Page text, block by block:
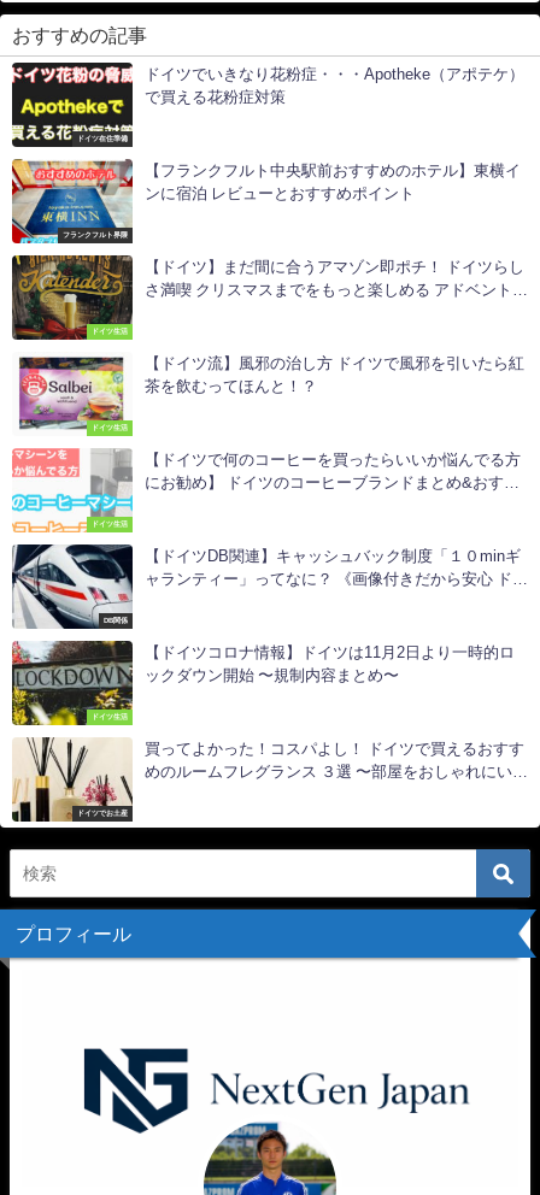
おすすめの記事
ドイツ在住準備
ドイツでいきなり花粉症・・・Apotheke（アポテケ）
で買える花粉症対策
フランクフルト界隈
【フランクフルト中央駅前おすすめのホテル】東横イ
ンに宿泊 レビューとおすすめポイント
ドイツ生活
【ドイツ】まだ間に合うアマゾン即ポチ！ ドイツらし
さ満喫 クリスマスまでをもっと楽しめる アドベントカ
ドイツ生活
【ドイツ流】風邪の治し方 ドイツで風邪を引いたら紅
茶を飲むってほんと！？
ドイツ生活
【ドイツで何のコーヒーを買ったらいいか悩んでる方
にお勧め】 ドイツのコーヒーブランドまとめ&おすす
DB関係
【ドイツDB関連】キャッシュバック制度「１０minギ
ャランティー」ってなに？ 《画像付きだから安心 ドイ
ドイツ生活
【ドイツコロナ情報】ドイツは11月2日より一時的ロ
ックダウン開始 〜規制内容まとめ〜
ドイツでお土産
買ってよかった！コスパよし！ ドイツで買えるおすす
めのルームフレグランス ３選 〜部屋をおしゃれにいい
プロフィール